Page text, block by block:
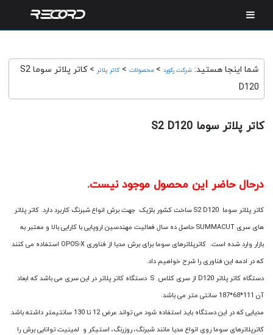
شما اینجا هستید: شرکت رکورد > محصولات > کاتر پلاتر >
کاتر پلاتر سوما S2
D120
کاتر پلاتر سوما S2 D120
درحال حاضر این محصول موجود نیست.
کاتر پلاتر سوما S2 D120 ساخت کشور بلژیک جهت برش انواع شبرنگ کاربرد دارد. کاتر پلاتر
های سری SUMMACUT حاصل ده سال فعالیت مهندسین اروپایی با کارایی بالا و معتبر به
بازار وارد شده است. کاترپلاترهای سوما برای برش مدیا از فناوری OPOS-X استفاده می کنند
که در ادمه این فناوری را شرح خواهیم داد.
دستگاه کاتر پلاتر D120 از سری کلاس S دستگاه کاتر پلاتر در این سری می باشد که ابعاد
آن 111*68*187 سانتی متر می باشد.
مدیایی که در این دستگاه باید استفاده شود می تواند عرض 12 تا 130 سانتیمتر داشته باشد.
کاترپلاترهای سوما روی انواع مدیا مانند شبرنگ، روزرنگ، استیکر و لمینیت توانایی برش را